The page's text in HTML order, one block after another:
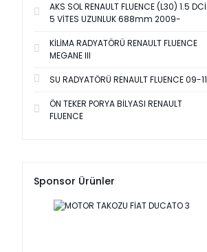
AKS SOL RENAULT FLUENCE (L30) 1.5 DCİ
5 VİTES UZUNLUK 688mm 2009-
KİLİMA RADYATÖRÜ RENAULT FLUENCE
MEGANE III
SU RADYATÖRÜ RENAULT FLUENCE 09-11
ÖN TEKER PORYA BİLYASI RENAULT
FLUENCE
Sponsor Ürünler